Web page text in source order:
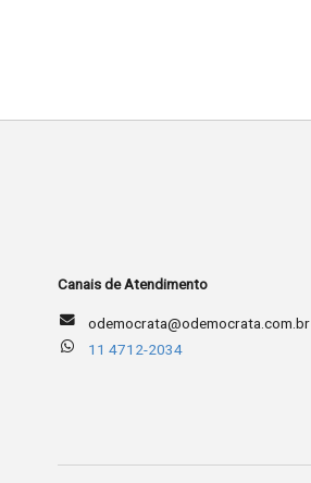
Canais de Atendimento
odemocrata@odemocrata.com.br
11 4712-2034